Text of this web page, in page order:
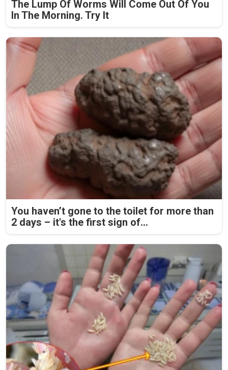
The Lump Of Worms Will Come Out Of You
In The Morning. Try It
You haven’t gone to the toilet for more than
2 days – it's the first sign of...